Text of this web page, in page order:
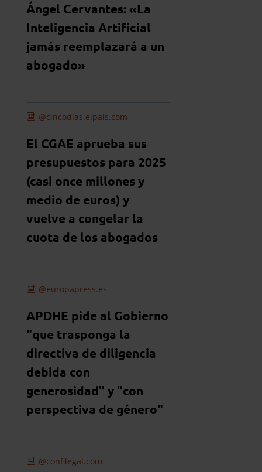
Ángel Cervantes: «La
Inteligencia Artificial
jamás reemplazará a un
abogado»
@cincodias.elpais.com
El CGAE aprueba sus
presupuestos para 2025
(casi once millones y
medio de euros) y
vuelve a congelar la
cuota de los abogados
@europapress.es
APDHE pide al Gobierno
"que trasponga la
directiva de diligencia
debida con
generosidad" y "con
perspectiva de género"
@confilegal.com